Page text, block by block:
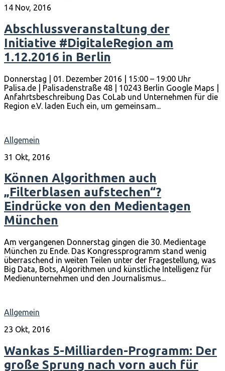
14 Nov, 2016
Abschlussveranstaltung der
Initiative #DigitaleRegion am
1.12.2016 in Berlin
Donnerstag | 01. Dezember 2016 | 15:00 – 19:00 Uhr
Palisa.de | Palisadenstraße 48 | 10243 Berlin Google Maps |
Anfahrtsbeschreibung Das CoLab und Unternehmen für die
Region e.V. laden Euch ein, um gemeinsam...
Allgemein
31 Okt, 2016
Können Algorithmen auch
„Filterblasen aufstechen“?
Eindrücke von den Medientagen
München
Am vergangenen Donnerstag gingen die 30. Medientage
München zu Ende. Das Kongressprogramm stand wenig
überraschend in weiten Teilen unter der Fragestellung, was
Big Data, Bots, Algorithmen und künstliche Intelligenz für
Medienunternehmen und den Journalismus...
Allgemein
23 Okt, 2016
Wankas 5-Milliarden-Programm: Der
große Sprung nach vorn auch für